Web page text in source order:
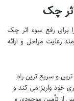
چک
برای رفع سوء اثر چک
رعایت مراحل و ارائه
و سریع ترین راه
خود واریز می کند و
از تأمین موجودی و